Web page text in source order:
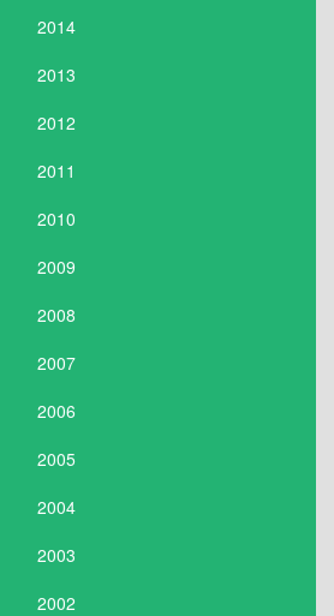
2014
2013
2012
2011
2010
2009
2008
2007
2006
2005
2004
2003
2002